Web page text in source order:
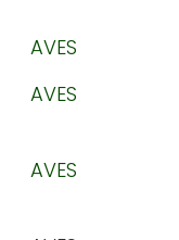
AVES
AVES
AVES